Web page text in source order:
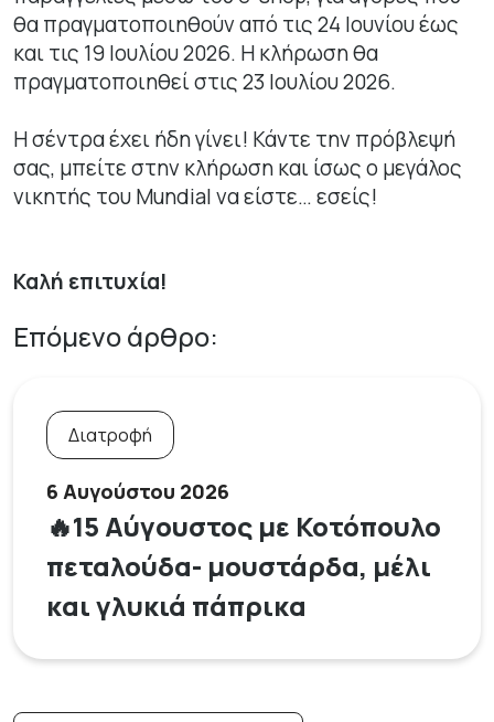
θα πραγματοποιηθούν από τις 24 Ιουνίου έως
και τις 19 Ιουλίου 2026. Η κλήρωση θα
πραγματοποιηθεί στις 23 Ιουλίου 2026.
Η σέντρα έχει ήδη γίνει! Κάντε την πρόβλεψή
σας, μπείτε στην κλήρωση και ίσως ο μεγάλος
νικητής τουMundialνα είστε… εσείς!
Καλή επιτυχία!
Επόμενο άρθρο:
Διατροφή
6 Αυγούστου 2026
🔥15 Αύγουστος με Κοτόπουλο
πεταλούδα- μουστάρδα, μέλι
και γλυκιά πάπρικα